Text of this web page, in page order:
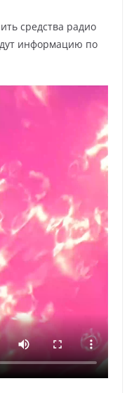
средства радио
информацию по